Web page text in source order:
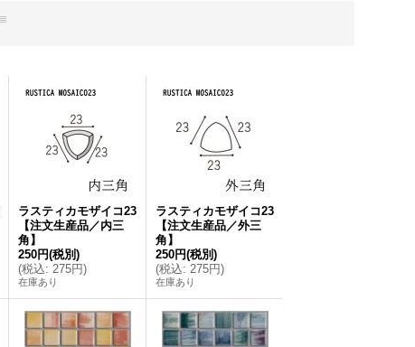
ラスティカモザイコ23
【注文生産品／内三
角】
250円(税別)
(税込: 275円)
在庫あり
ラスティカモザイコ23
【注文生産品／外三
角】
250円(税別)
(税込: 275円)
在庫あり